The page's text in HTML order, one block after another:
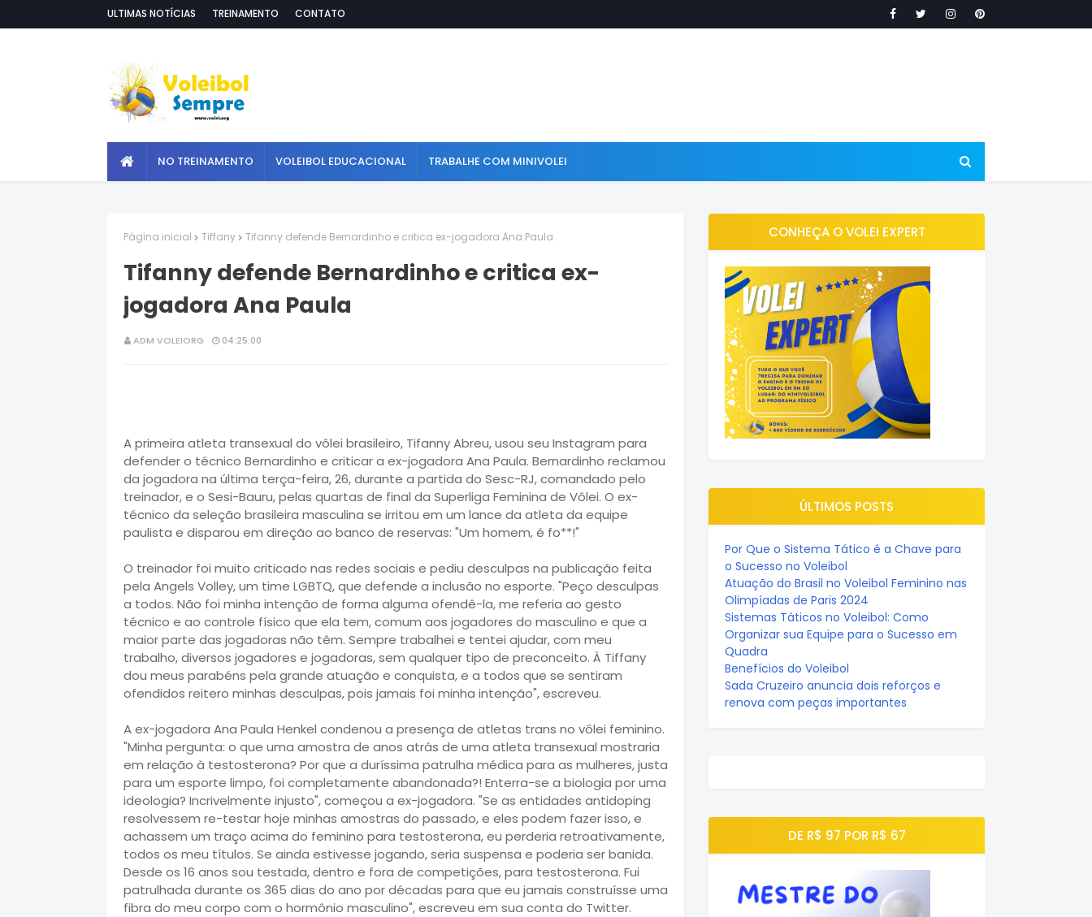
ULTIMAS NOTÍCIAS TREINAMENTO CONTATO
NO TREINAMENTO VOLEIBOL EDUCACIONAL TRABALHE COM MINIVOLEI
Página inicial Tiffany Tifanny defende Bernardinho e critica ex-jogadora Ana Paula
Tifanny defende Bernardinho e critica ex-
jogadora Ana Paula
ADM VOLEIORG 04:25:00
A primeira atleta transexual do vôlei brasileiro, Tifanny Abreu, usou seu Instagram para
defender o técnico Bernardinho e criticar a ex-jogadora Ana Paula. Bernardinho reclamou
da jogadora na última terça-feira, 26, durante a partida do Sesc-RJ, comandado pelo
treinador, e o Sesi-Bauru, pelas quartas de final da Superliga Feminina de Vôlei. O ex-
técnico da seleção brasileira masculina se irritou em um lance da atleta da equipe
paulista e disparou em direção ao banco de reservas: "Um homem, é fo**!"
O treinador foi muito criticado nas redes sociais e pediu desculpas na publicação feita
pela Angels Volley, um time LGBTQ, que defende a inclusão no esporte. "Peço desculpas
a todos. Não foi minha intenção de forma alguma ofendê-la, me referia ao gesto
técnico e ao controle físico que ela tem, comum aos jogadores do masculino e que a
maior parte das jogadoras não têm. Sempre trabalhei e tentei ajudar, com meu
trabalho, diversos jogadores e jogadoras, sem qualquer tipo de preconceito. À Tiffany
dou meus parabéns pela grande atuação e conquista, e a todos que se sentiram
ofendidos reitero minhas desculpas, pois jamais foi minha intenção", escreveu.
A ex-jogadora Ana Paula Henkel condenou a presença de atletas trans no vôlei feminino.
"Minha pergunta: o que uma amostra de anos atrás de uma atleta transexual mostraria
em relação à testosterona? Por que a duríssima patrulha médica para as mulheres, justa
para um esporte limpo, foi completamente abandonada?! Enterra-se a biologia por uma
ideologia? Incrivelmente injusto", começou a ex-jogadora. "Se as entidades antidoping
resolvessem re-testar hoje minhas amostras do passado, e eles podem fazer isso, e
achassem um traço acima do feminino para testosterona, eu perderia retroativamente,
todos os meu títulos. Se ainda estivesse jogando, seria suspensa e poderia ser banida.
Desde os 16 anos sou testada, dentro e fora de competições, para testosterona. Fui
patrulhada durante os 365 dias do ano por décadas para que eu jamais construísse uma
fibra do meu corpo com o hormônio masculino", escreveu em sua conta do Twitter.
CONHEÇA O VOLEI EXPERT
ÚLTIMOS POSTS
Por Que o Sistema Tático é a Chave para
o Sucesso no Voleibol
Atuação do Brasil no Voleibol Feminino nas
Olimpíadas de Paris 2024
Sistemas Táticos no Voleibol: Como
Organizar sua Equipe para o Sucesso em
Quadra
Benefícios do Voleibol
Sada Cruzeiro anuncia dois reforços e
renova com peças importantes
DE R$ 97 POR R$ 67